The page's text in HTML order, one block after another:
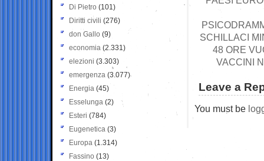
SCHILLACI
48 ORE
VACCINI
Leave a
You must be
Di Pietro (101)
Diritti civili (276)
don Gallo (9)
economia (2.331)
elezioni (3.303)
emergenza (3.077)
Energia (45)
Esselunga (2)
Esteri (784)
Eugenetica (3)
Europa (1.314)
Fassino (13)